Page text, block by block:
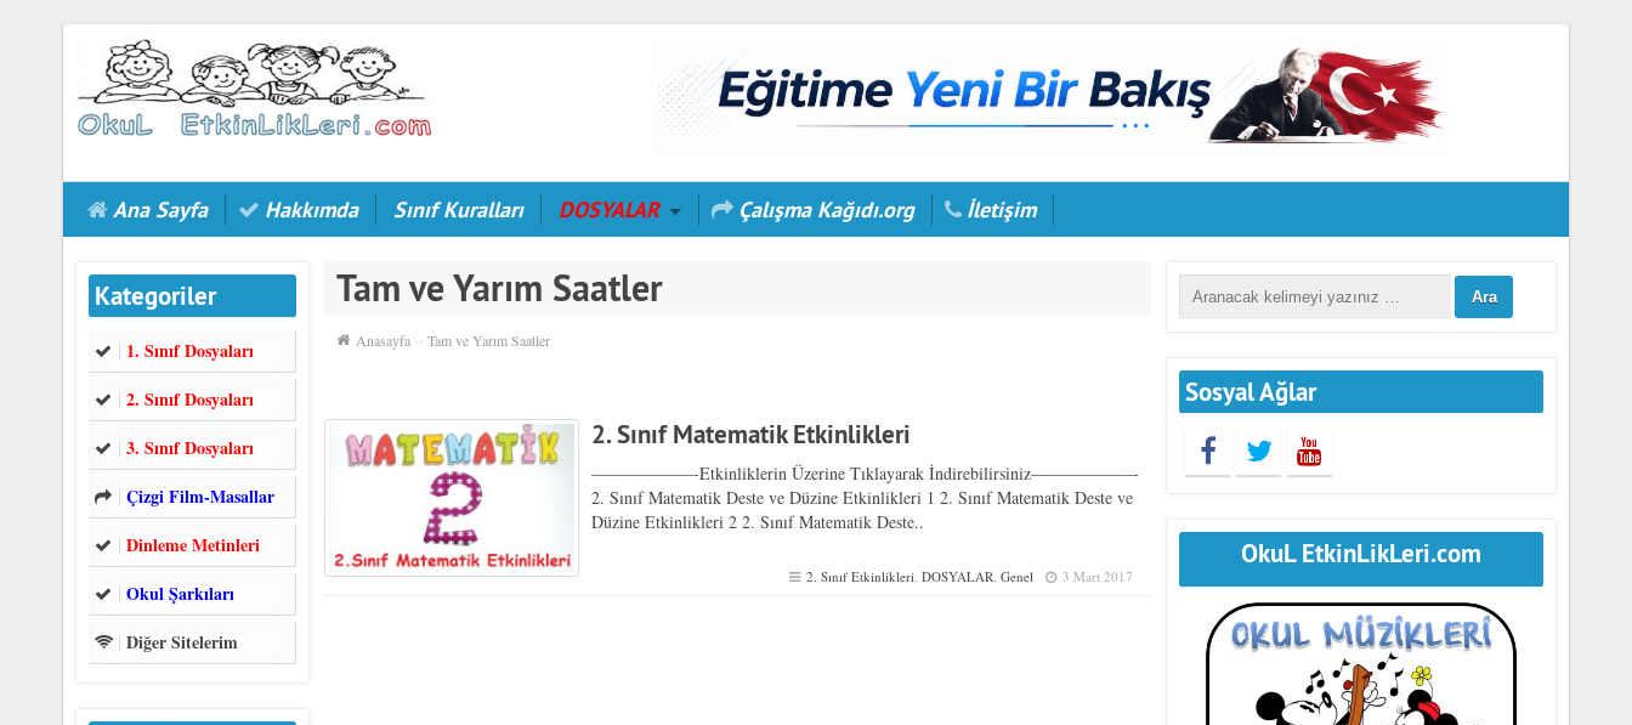
Ana Sayfa Hakkımda Sınıf Kuralları DOSYALAR Çalışma Kağıdı.org İletişim
Kategoriler
1. Sınıf Dosyaları
2. Sınıf Dosyaları
3. Sınıf Dosyaları
Çizgi Film-Masallar
Dinleme Metinleri
Okul Şarkıları
Diğer Sitelerim
Tam ve Yarım Saatler
Anasayfa ››Tam ve Yarım Saatler
2. Sınıf Matematik Etkinlikleri
——————-Etkinliklerin Üzerine Tıklayarak İndirebilirsiniz——————-
2. Sınıf Matematik Deste ve Düzine Etkinlikleri 1 2. Sınıf Matematik Deste ve
Düzine Etkinlikleri 2 2. Sınıf Matematik Deste..
2. Sınıf Etkinlikleri ,DOSYALAR ,Genel 3 Mart 2017
Sosyal Ağlar
OkuL EtkinLikLeri.com